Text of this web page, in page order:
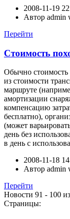
2008-11-19
Автор admin
Перейти
Стоимость
Обычно стоимость
из стоимости
маршруте
амортизации
компенсацию
бесплатно),
(может
день без
в день с
2008-11-18
Автор admin
Перейти
Новости 91 - 100
Страницы: